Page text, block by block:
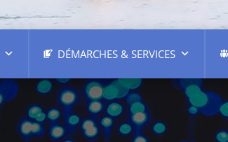
DÉMARCHES & SERVICES